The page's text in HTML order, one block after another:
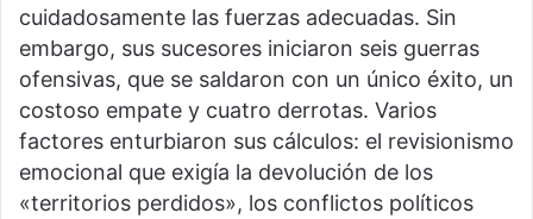
cuidadosamente las fuerzas adecuadas. Sin
embargo, sus sucesores iniciaron seis guerras
ofensivas, que se saldaron con un único éxito, un
costoso empate y cuatro derrotas. Varios
factores enturbiaron sus cálculos: el revisionismo
emocional que exigía la devolución de los
«territorios perdidos», los conflictos políticos